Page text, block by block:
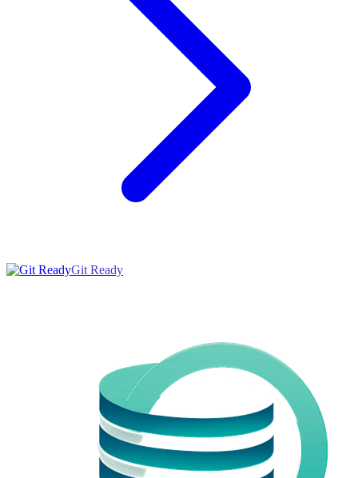
Git Ready